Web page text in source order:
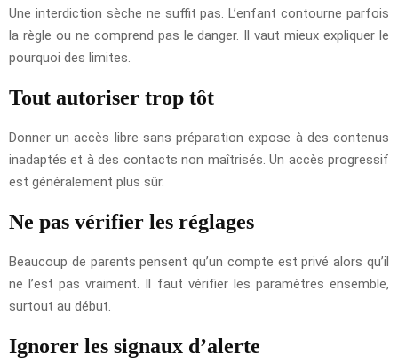
Une interdiction sèche ne suffit pas. L’enfant contourne parfois
la règle ou ne comprend pas le danger. Il vaut mieux expliquer le
pourquoi des limites.
Tout autoriser trop tôt
Donner un accès libre sans préparation expose à des contenus
inadaptés et à des contacts non maîtrisés. Un accès progressif
est généralement plus sûr.
Ne pas vérifier les réglages
Beaucoup de parents pensent qu’un compte est privé alors qu’il
ne l’est pas vraiment. Il faut vérifier les paramètres ensemble,
surtout au début.
Ignorer les signaux d’alerte